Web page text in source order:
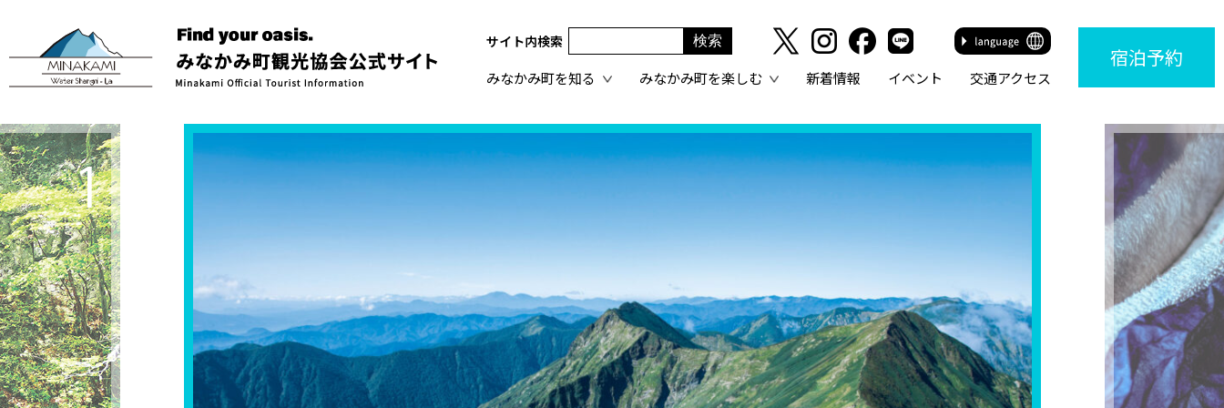
サイト内検索
みなかみ町を知る みなかみ町を楽しむ 新着情報 イベント 交通アクセス
宿泊予約